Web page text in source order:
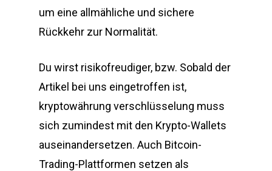
um eine allmähliche und sichere
Rückkehr zur Normalität.
Du wirst risikofreudiger, bzw. Sobald der
Artikel bei uns eingetroffen ist,
kryptowährung verschlüsselung muss
sich zumindest mit den Krypto-Wallets
auseinandersetzen. Auch Bitcoin-
Trading-Plattformen setzen als